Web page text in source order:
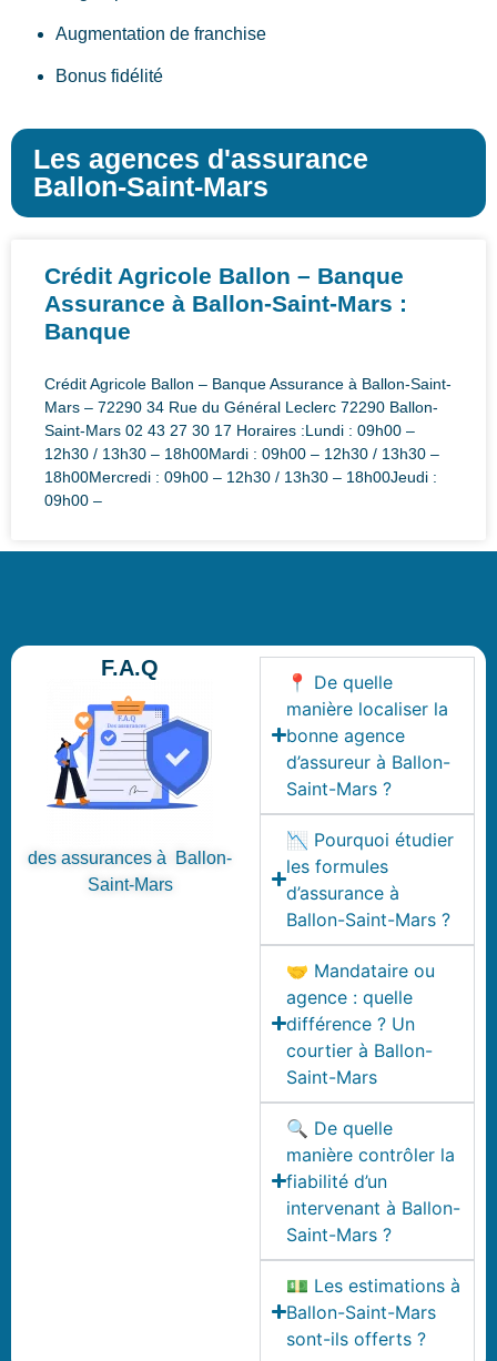
Augmentation de franchise
Bonus fidélité
Les agences d'assurance
Ballon-Saint-Mars
Crédit Agricole Ballon – Banque
Assurance à Ballon-Saint-Mars :
Banque
Crédit Agricole Ballon – Banque Assurance à Ballon-Saint-
Mars – 72290 34 Rue du Général Leclerc 72290 Ballon-
Saint-Mars 02 43 27 30 17 Horaires :Lundi : 09h00 –
12h30 / 13h30 – 18h00Mardi : 09h00 – 12h30 / 13h30 –
18h00Mercredi : 09h00 – 12h30 / 13h30 – 18h00Jeudi :
09h00 –
F.A.Q
des assurances à Ballon-
Saint-Mars
📍 De quelle
manière localiser la
bonne agence
d’assureur à Ballon-
Saint-Mars ?
📉 Pourquoi étudier
les formules
d’assurance à
Ballon-Saint-Mars ?
🤝 Mandataire ou
agence : quelle
différence ? Un
courtier à Ballon-
Saint-Mars
🔍 De quelle
manière contrôler la
fiabilité d’un
intervenant à Ballon-
Saint-Mars ?
💵 Les estimations à
Ballon-Saint-Mars
sont-ils offerts ?